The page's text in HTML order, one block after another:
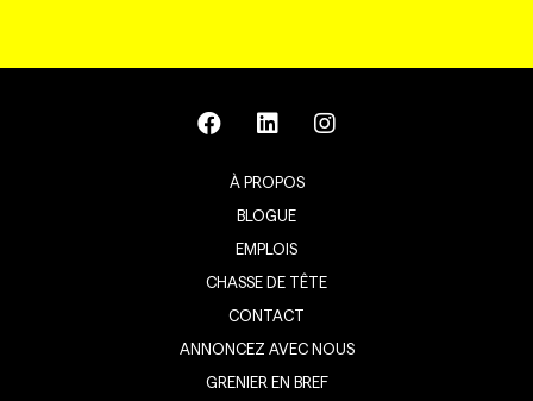
À PROPOS
BLOGUE
EMPLOIS
CHASSE DE TÊTE
CONTACT
ANNONCEZ AVEC NOUS
GRENIER EN BREF